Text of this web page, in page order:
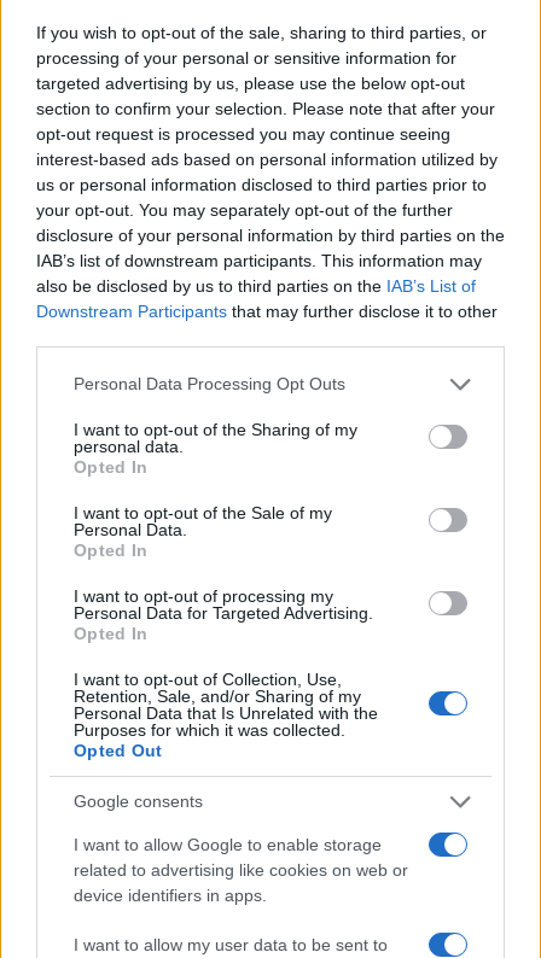
If you wish to opt-out of the sale, sharing to third parties, or
processing of your personal or sensitive information for
targeted advertising by us, please use the below opt-out
section to confirm your selection. Please note that after your
opt-out request is processed you may continue seeing
interest-based ads based on personal information utilized by
us or personal information disclosed to third parties prior to
your opt-out. You may separately opt-out of the further
disclosure of your personal information by third parties on the
IAB’s list of downstream participants. This information may
also be disclosed by us to third parties on the IAB’s List of
Downstream Participants that may further disclose it to other
Please note that this website/app uses one or more Google
not limited to your visit or usage behaviour. You may click to
grant or deny consent to Google and its third-party tags to
use your data for below specified purposes in below Google
consent section.
Personal Data Processing Opt Outs
I want to opt-out of the Sharing of my
personal data.
Opted In
I want to opt-out of the Sale of my
Personal Data.
Opted In
I want to opt-out of processing my
Personal Data for Targeted Advertising.
Opted In
I want to opt-out of Collection, Use,
Retention, Sale, and/or Sharing of my
Personal Data that Is Unrelated with the
Purposes for which it was collected.
Opted Out
Google consents
I want to allow Google to enable storage
related to advertising like cookies on web or
device identifiers in apps.
I want to allow my user data to be sent to
Metlen: Ρεκόρ EBITDA στο
α' εξάμηνο, στα 550 εκατ.
ευρώ – Καθαρά κέρδη 313
εκατ. ευρώ
Ειδικό Χωροταξικό Πλαίσιο
για τον Τουρισμό:
Στρατηγικό εργαλείο για
βιώσιμη τουριστική
ανάπτυξη
Το FIAT 500 Hybrid τώρα
συνεχίζουν μαζί: Ανανέωση
της συνεργασίας τους μέχρι
το 2028
18η συνεχόμενη χρονιά για τον ΟΤΕ στη διεθνή σειρά
δεικτών FTSE4Good